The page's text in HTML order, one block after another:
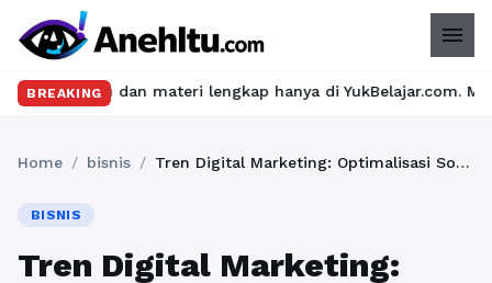
menu
BREAKING
dan materi lengkap hanya di YukBelajar.com. Mulai
Home / bisnis / Tren Digital Marketing: Optimalisasi Social Listening untuk Bisnis
BISNIS
Tren Digital Marketing: